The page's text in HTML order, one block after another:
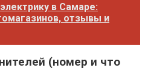
в Самаре:
отзывы и
(номер и что